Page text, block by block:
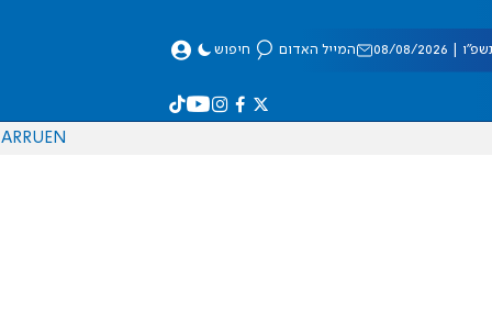
08/2026 המייל האדום חיפוש
EN
RU
AR